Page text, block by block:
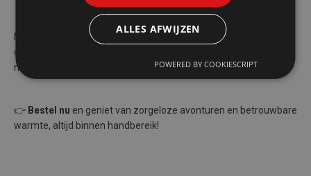
Met onze Brandpasta 3 x 100ml ben je altijd voorbereid, waar je
ook gaat. De set biedt je de flexibiliteit en betrouwbaarheid die je
nodig hebt, zonder extra gewicht of volume.
👉 Bestel nu en geniet van zorgeloze avonturen en betrouwbare
warmte, altijd binnen handbereik!
ALLES AFWIJZEN
POWERED BY COOKIESCRIPT